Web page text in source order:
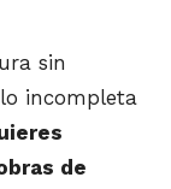
sin
incompleta
de